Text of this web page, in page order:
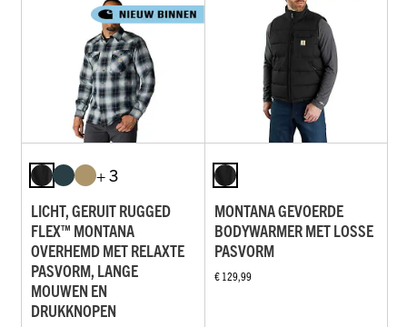
+ 3
LICHT, GERUIT RUGGED
FLEX™ MONTANA
OVERHEMD MET RELAXTE
PASVORM, LANGE
MOUWEN EN
DRUKKNOPEN
MONTANA GEVOERDE
BODYWARMER MET LOSSE
PASVORM
€ 129,99